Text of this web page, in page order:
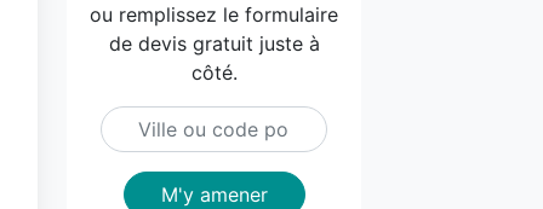
ou remplissez le formulaire
de devis gratuit juste à
côté.
M'y amener